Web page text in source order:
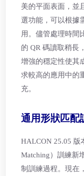
美的平面表面，並
選功能，可以根據
用。儘管處理時間
的 QR 碼讀取稍長
增強的穩定性使其
求較高的應用中的
充。
通用形狀匹配
HALCON 25.05 版
Matching）訓練新
制訓練過程。現在